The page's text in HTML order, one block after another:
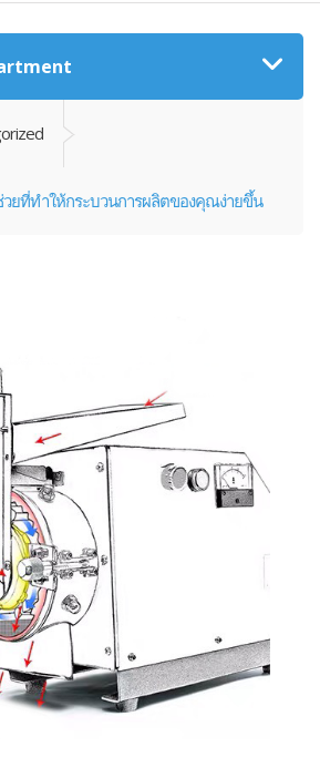
ยที่ทำให้กระบวนการผลิตของคุณง่ายขึ้น